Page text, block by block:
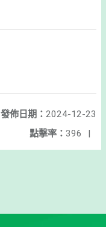
發佈日期： 2024-12-23
點擊率： 396 |